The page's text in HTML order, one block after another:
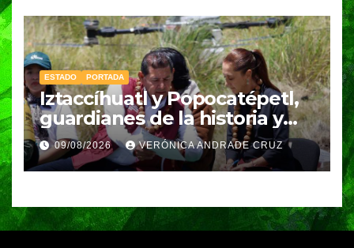
ESTADO PORTADA
Iztaccíhuatl y Popocatépetl,
guardianes de la historia y
fuentes de vida para Puebla:
Armenta
09/08/2026 VERÓNICA ANDRADE CRUZ